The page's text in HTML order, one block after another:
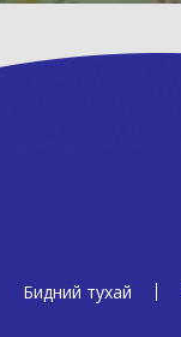
Бидний тухай